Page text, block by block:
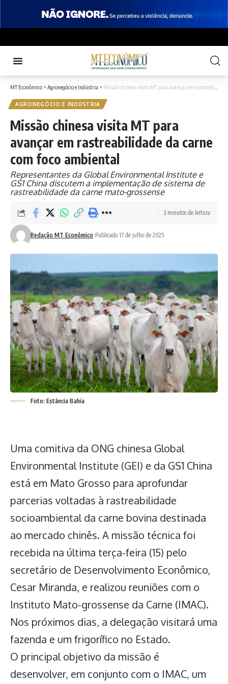
MT Econômico > Agronegócio e Indústria > Missão chinesa visita MT para avançar em rastreabilidade da carne com foco ambiental
AGRONEGÓCIO E INDÚSTRIA
Missão chinesa visita MT para
avançar em rastreabilidade da carne
com foco ambiental
Representantes da Global Environmental Institute e
GS1 China discutem a implementação de sistema de
rastreabilidade da carne mato-grossense
Redação MT Econômico Publicado 17 de julho de 2025
3 minutos de leitura
Foto: Estância Bahia
Uma comitiva da ONG chinesa Global
Environmental Institute (GEI) e da GS1 China
está em Mato Grosso para aprofundar
parcerias voltadas à rastreabilidade
socioambiental da carne bovina destinada
ao mercado chinês. A missão técnica foi
recebida na última terça-feira (15) pelo
secretário de Desenvolvimento Econômico,
Cesar Miranda, e realizou reuniões com o
Instituto Mato-grossense da Carne (IMAC).
Nos próximos dias, a delegação visitará uma
fazenda e um frigorífico no Estado.
O principal objetivo da missão é
desenvolver, em conjunto com o IMAC, um